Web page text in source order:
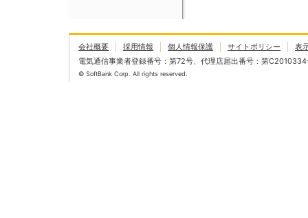
会社概要 採用情報 個人情報保護 サイトポリシー
表
電気通信事業者登録番号：第72号、代理店届出番号：第C2010334
© SoftBank Corp. All rights reserved.